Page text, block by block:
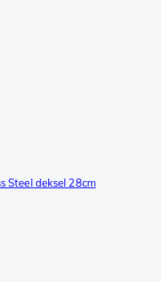
Steel deksel 28cm